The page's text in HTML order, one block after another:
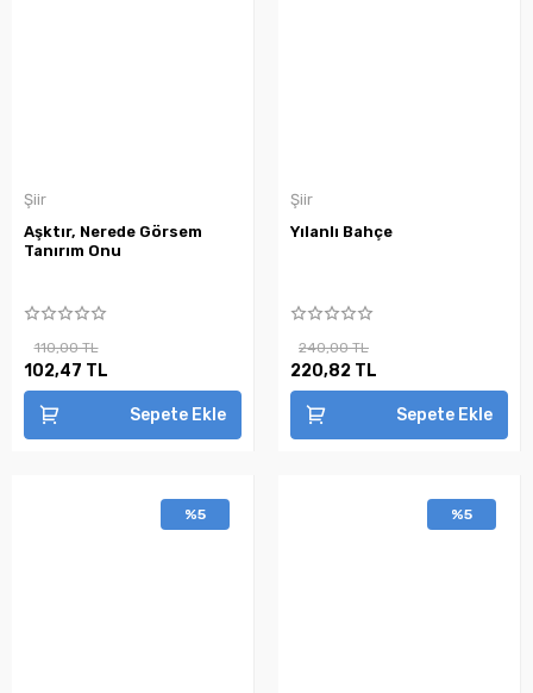
Şiir
Aşktır, Nerede Görsem
Tanırım Onu
110,00 TL
102,47 TL
Sepete Ekle
Şiir
Yılanlı Bahçe
240,00 TL
220,82 TL
Sepete Ekle
%5 %5